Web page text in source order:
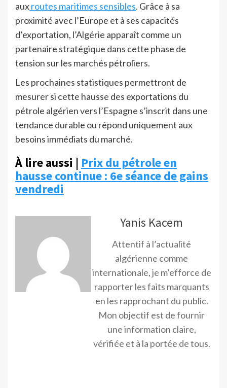
auxroutes maritimes sensibles. Grâce à sa
proximité avec l’Europe et à ses capacités
d’exportation, l’Algérie apparaît comme un
partenaire stratégique dans cette phase de
tension sur les marchés pétroliers.
Les prochaines statistiques permettront de
mesurer si cette hausse des exportations du
pétrole algérien vers l’Espagne s’inscrit dans une
tendance durable ou répond uniquement aux
besoins immédiats du marché.
À lire aussi | Prix du pétrole en
hausse continue : 6e séance de gains
vendredi
Yanis Kacem
Attentif à l’actualité
algérienne comme
internationale, je m’efforce de
rapporter les faits marquants
en les rapprochant du public.
Mon objectif est de fournir
une information claire,
vérifiée et à la portée de tous.